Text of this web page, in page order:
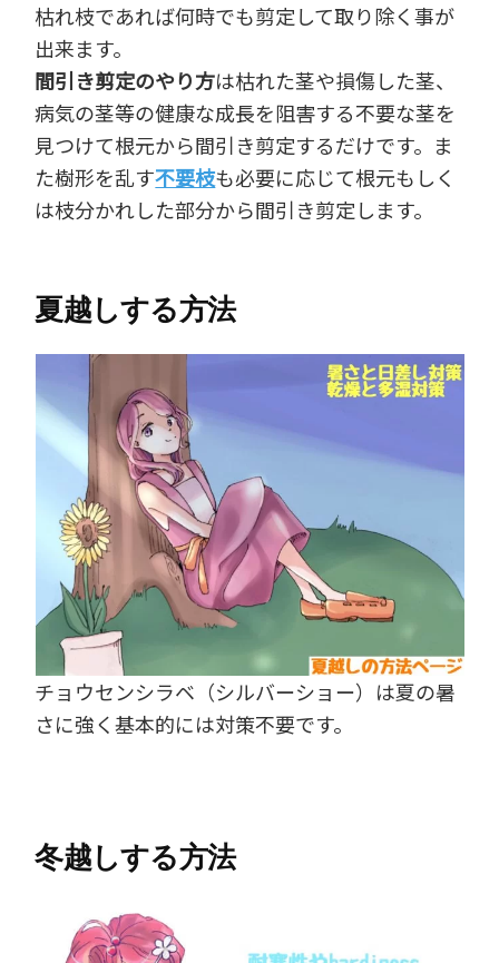
枯れ枝であれば何時でも剪定して取り除く事が
出来ます。
間引き剪定のやり方は枯れた茎や損傷した茎、
病気の茎等の健康な成長を阻害する不要な茎を
見つけて根元から間引き剪定するだけです。ま
た樹形を乱す不要枝も必要に応じて根元もしく
は枝分かれした部分から間引き剪定します。
夏越しする方法
チョウセンシラベ（シルバーショー）は夏の暑
さに強く基本的には対策不要です。
冬越しする方法